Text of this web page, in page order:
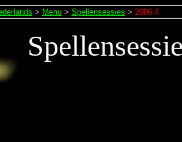
> Menu > Spellensessies > 2006.4